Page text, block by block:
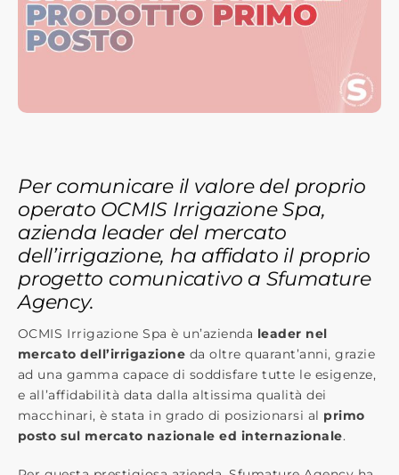
Per comunicare il valore del proprio
operato OCMIS Irrigazione Spa,
azienda leader del mercato
dell’irrigazione, ha affidato il proprio
progetto comunicativo a Sfumature
Agency.
OCMIS Irrigazione Spa è un’azienda leader nel
mercato dell’irrigazione da oltre quarant’anni, grazie
ad una gamma capace di soddisfare tutte le esigenze,
e all’affidabilità data dalla altissima qualità dei
macchinari, è stata in grado di posizionarsi al primo
posto sul mercato nazionale ed internazionale.